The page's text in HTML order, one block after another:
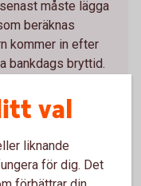
måste lägga
beräknas
kommer in efter
bankdags bryttid.
dras från ditt
in pengar på
val
liknande
för dig. Det